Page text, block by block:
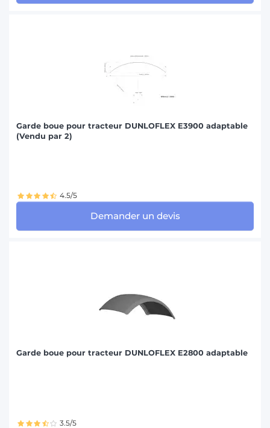
Garde boue pour tracteur DUNLOFLEX E3900 adaptable
(Vendu par 2)
4.5/5
Demander un devis
Garde boue pour tracteur DUNLOFLEX E2800 adaptable
3.5/5